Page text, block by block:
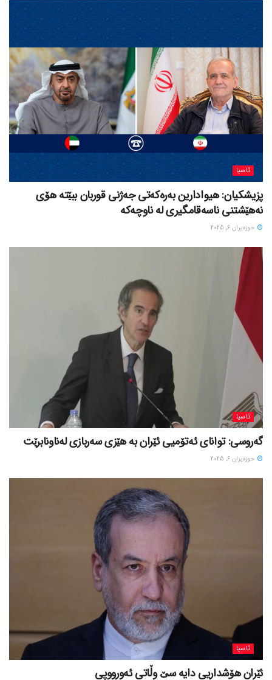
ئاسیا
پزیشکیان: هیوادارین بەرەکەتی جەژنی قوربان ببێتە هۆی
نەهێشتنی ناسەقامگیری لە ناوچەکە
حوزه‌یران 6, 2025
ئاسیا
گەروسی: توانای ئەتۆمیی ئێران بە هێزی سەربازی لەناونابرێت
حوزه‌یران 6, 2025
ئاسیا
ئێران هۆشداریی دایە سێ وڵاتی ئەورووپی